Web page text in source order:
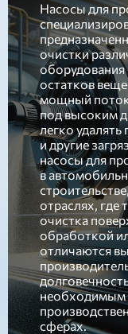
Насосы для
очистки
оборудования
остатков
мощный
под высоким
легко
и другие
насосы для
в
отраслях, где
очистка
обработкой
отличаются
необходимым
сферах.